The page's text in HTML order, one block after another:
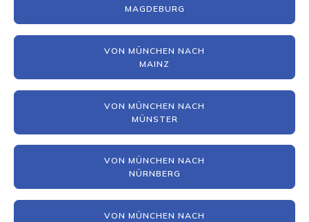
MAGDEBURG
VON MÜNCHEN NACH
MAINZ
VON MÜNCHEN NACH
MÜNSTER
VON MÜNCHEN NACH
NÜRNBERG
VON MÜNCHEN NACH